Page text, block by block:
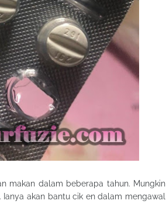
makan dalam beberapa tahun. Mungkin
akan bantu cik en dalam mengawal